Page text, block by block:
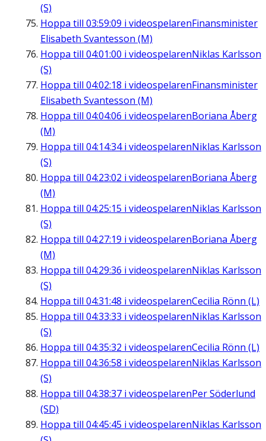
(S)
Hoppa till 03:59:09 i videospelarenFinansminister
Elisabeth Svantesson (M)
Hoppa till 04:01:00 i videospelarenNiklas Karlsson
(S)
Hoppa till 04:02:18 i videospelarenFinansminister
Elisabeth Svantesson (M)
Hoppa till 04:04:06 i videospelarenBoriana Åberg
(M)
Hoppa till 04:14:34i videospelarenNiklas Karlsson
(S)
Hoppa till 04:23:02 i videospelarenBoriana Åberg
(M)
Hoppa till 04:25:15 i videospelarenNiklas Karlsson
(S)
Hoppa till 04:27:19 i videospelarenBoriana Åberg
(M)
Hoppa till 04:29:36 i videospelarenNiklas Karlsson
(S)
Hoppa till 04:31:48 i videospelarenCecilia Rönn (L)
Hoppa till 04:33:33 i videospelarenNiklas Karlsson
(S)
Hoppa till 04:35:32 i videospelarenCecilia Rönn (L)
Hoppa till 04:36:58 i videospelarenNiklas Karlsson
(S)
Hoppa till 04:38:37 i videospelarenPer Söderlund
(SD)
Hoppa till 04:45:45 i videospelarenNiklas Karlsson